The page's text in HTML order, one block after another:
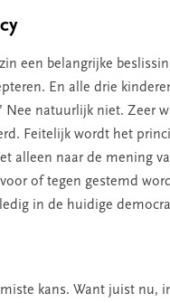
een belangrijke
En alle drie
Nee natuurlijk niet. Zeer
Feitelijk wordt het
alleen naar de mening
of tegen gestemd
in de huidige
kans. Want juist nu,